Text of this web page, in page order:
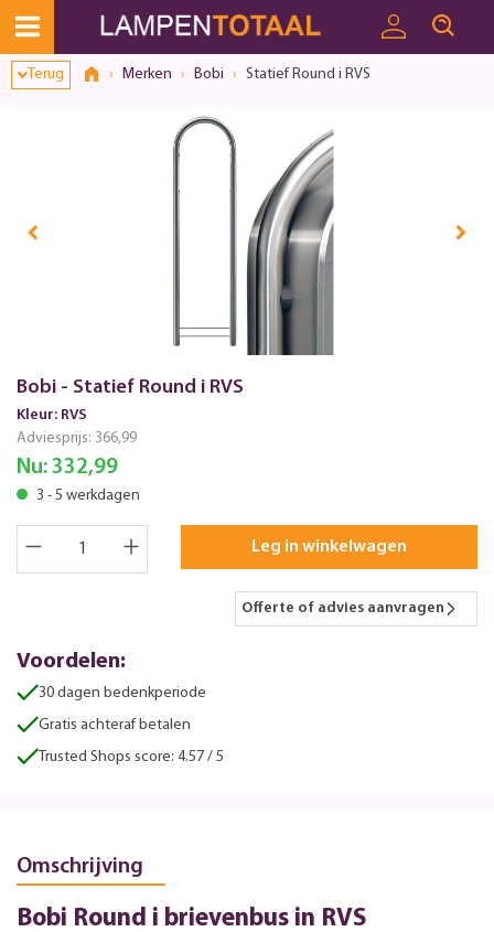
Terug Merken Bobi Statief Round i RVS
Bobi - Statief Round i RVS
Kleur: RVS
Adviesprijs: 366,99
Nu: 332,99
3 - 5 werkdagen
Leg in winkelwagen
Offerte of advies aanvragen
Voordelen:
30 dagen bedenkperiode
Gratis achteraf betalen
Trusted Shops score: 4.57 / 5
Omschrijving
Bobi Round i brievenbus in RVS